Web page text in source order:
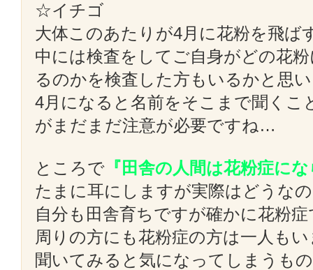
☆イチゴ
大体このあたりが4月に花粉を飛
中には検査をしてご自身がどの花
るのかを検査した方もいるかと思
4月になると名前をそこまで聞くこ
がまだまだ注意が必要ですね…
ところで 『田舎の人間は花粉症に
たまに耳にしますが実際はどうな
自分も田舎育ちですが確かに花粉
周りの方にも花粉症の方は一人も
聞いてみると気になってしまう